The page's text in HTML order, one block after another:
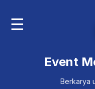
☰
Event
Berkarya